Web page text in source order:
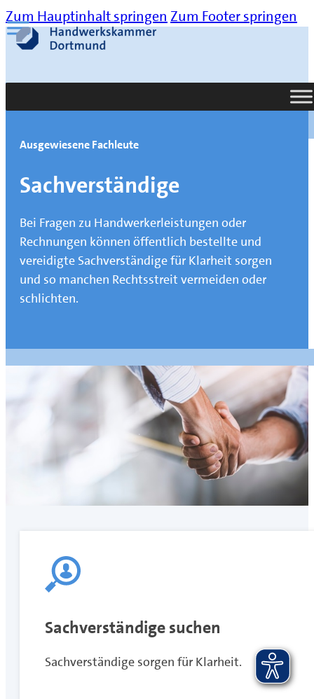
Zum Hauptinhalt springen Zum Footer springen
Suche
Ausgewiesene Fachleute
Sachverständige
Bei Fragen zu Handwerkerleistungen oder
Rechnungen können öffentlich bestellte und
vereidigte Sachverständige für Klarheit sorgen
und so manchen Rechtsstreit vermeiden oder
schlichten.
Sachverständige suchen
Sachverständige sorgen für Klarheit.